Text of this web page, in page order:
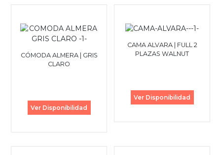
CÓMODA ALMERA | GRIS
CLARO
Ver Disponibilidad
CAMA ALVARA | FULL 2
PLAZAS WALNUT
Ver Disponibilidad